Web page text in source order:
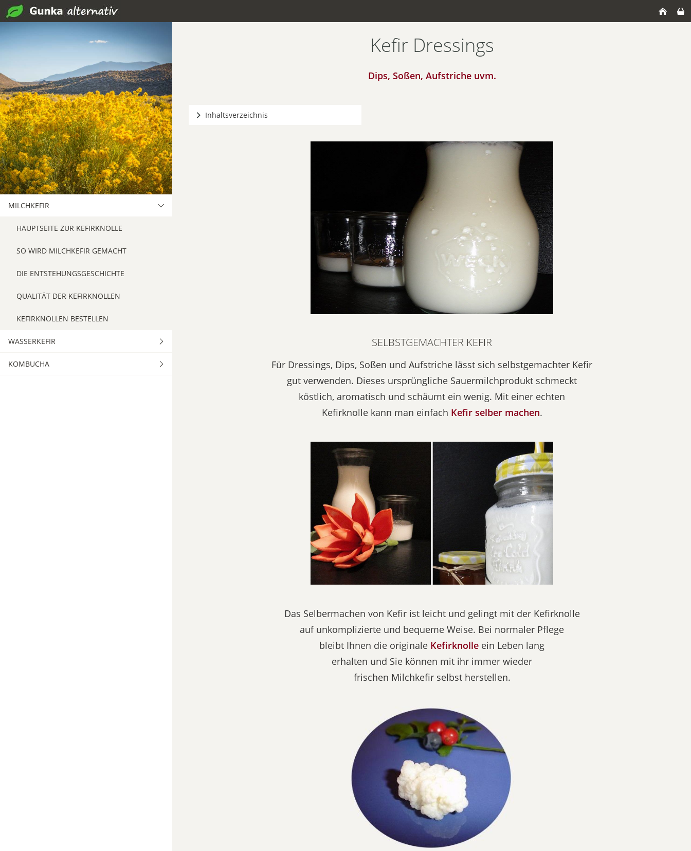
MILCHKEFIR
HAUPTSEITE ZUR KEFIRKNOLLE
SO WIRD MILCHKEFIR GEMACHT
DIE ENTSTEHUNGSGESCHICHTE
QUALITÄT DER KEFIRKNOLLEN
KEFIRKNOLLEN BESTELLEN
WASSERKEFIR
HAUPTSEITE ZU KEFIRKRISTALLEN
KOMBUCHA
Kefir Dressings
Dips, Soßen, Aufstriche uvm.
Inhaltsverzeichnis
SELBSTGEMACHTER KEFIR
Für Dressings, Dips, Soßen und Aufstriche lässt sich selbstgemachter Kefir
gut verwenden. Dieses ursprüngliche Sauermilchprodukt schmeckt
köstlich, aromatisch und schäumt ein wenig. Mit einer echten
Kefirknolle kann man einfach Kefir selber machen.
Das Selbermachen von Kefir ist leicht und gelingt mit der Kefirknolle
auf unkomplizierte und bequeme Weise. Bei normaler Pflege
bleibt Ihnen die originale Kefirknolle ein Leben lang
erhalten und Sie können mit ihr immer wieder
frischen Milchkefir selbst herstellen.